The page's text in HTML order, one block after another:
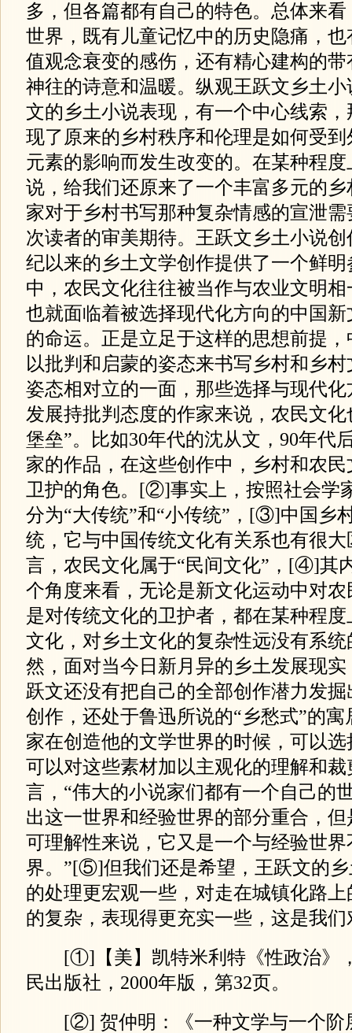
多，但各篇都有自己的特色。总体来
世界，既有儿童记忆中的历史隐痛，
值观念衰变的感伤，还有精心建构的
神往的诗意和温暖。纵观王跃文乡土
文的乡土小说表现，有一个中心线索
现了原来的乡村秩序和伦理是如何受
元素的影响而发生改变的。在某种程
说，给我们还原来了一个丰富多元的
家对于乡村书写那种复杂情感的宣泄
次读者的审美期待。王跃文乡土小说
纪以来的乡土文学创作提供了一个鲜
中，农民文化往往被当作与农业文明
也就面临着被选择现代化方向的中国
的命运。正是立足于这样的思想前提
以批判和启蒙的姿态来书写乡村和乡
姿态相对立的一面，那些选择与现代
发展持批判态度的作家来说，农民文
堡垒”。比如30年代的沈从文，90年代
家的作品，在这些创作中，乡村和农
卫护的角色。[②]事实上，按照社会学
分为“大传统”和“小传统”，[③]中国乡
统，它与中国传统文化有关系也有很
言，农民文化属于“民间文化”，[④]其
个角度来看，无论是新文化运动中对
是对传统文化的卫护者，都在某种程
文化，对乡土文化的复杂性远没有系
然，面对当今日新月异的乡土发展现
跃文还没有把自己的全部创作潜力发
创作，还处于鲁迅所说的“乡愁式”的
家在创造他的文学世界的时候，可以
可以对这些素材加以主观化的理解和
言，“伟大的小说家们都有一个自己的
出这一世界和经验世界的部分重合，
可理解性来说，它又是一个与经验世
界。”[⑤]但我们还是希望，王跃文的
的处理更宏观一些，对走在城镇化路
的复杂，表现得更充实一些，这是我
[①]【美】凯特米利特《性政治》
民出版社，2000年版，第32页。
[②] 贺仲明：《一种文学与一个阶